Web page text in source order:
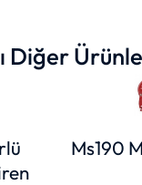
Diğer
Ms190